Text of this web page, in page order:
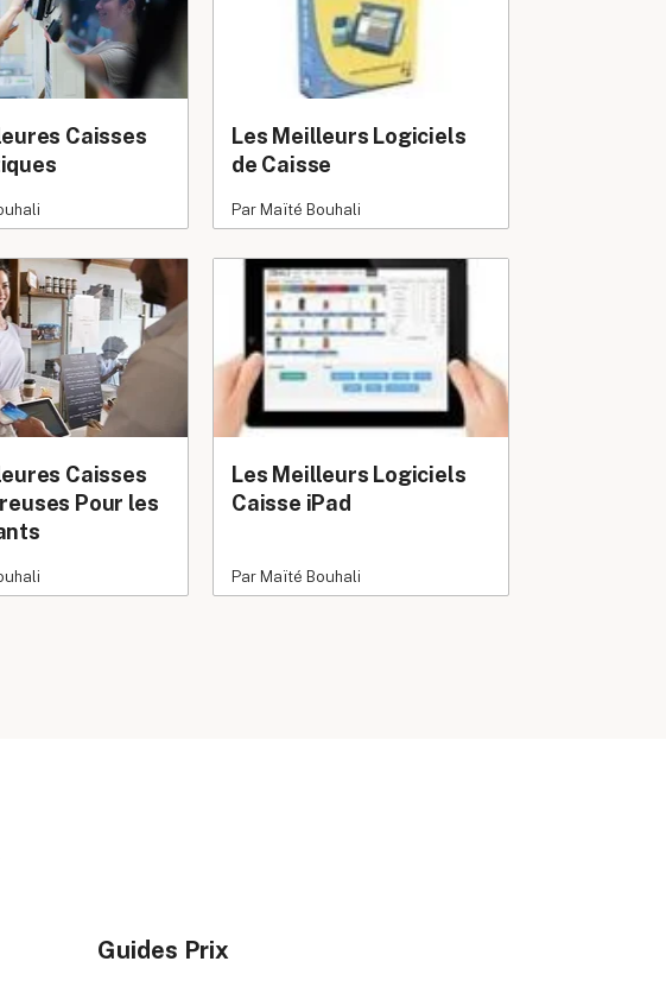
Caisses
Les Meilleurs Logiciels
de Caisse
Par Maïté Bouhali
Caisses
Pour les
Les Meilleurs Logiciels
Caisse iPad
Par Maïté Bouhali
Guides Prix